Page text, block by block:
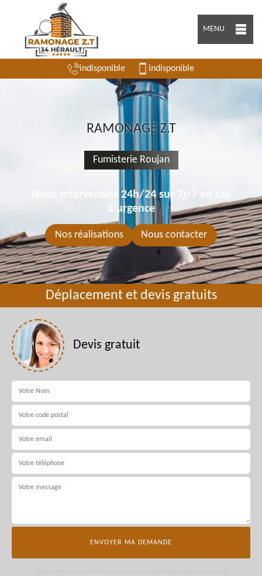
MENU
indisponible indisponible
RAMONAGE Z.T
Fumisterie Roujan
Nous intervenons 24h/24 sur 7j/7 en cas
d'urgence
Nos réalisations Nous contacter
Déplacement et devis gratuits
Devis gratuit